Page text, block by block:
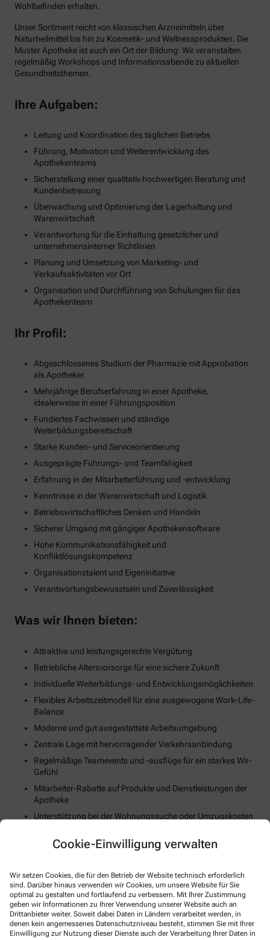
Cookie-Einwilligung verwalten
Wir setzen Cookies, die für den Betrieb der Website technisch erforderlich
sind. Darüber hinaus verwenden wir Cookies, um unsere Website für Sie
optimal zu gestalten und fortlaufend zu verbessern. Mit Ihrer Zustimmung
geben wir Informationen zu Ihrer Verwendung unserer Website auch an
Drittanbieter weiter. Soweit dabei Daten in Ländern verarbeitet werden, in
denen kein angemessenes Datenschutzniveau besteht, stimmen Sie mit Ihrer
Einwilligung zur Nutzung dieser Dienste auch der Verarbeitung Ihrer Daten in
Wohlbefinden erhalten.
Unser Sortiment reicht von klassischen Arzneimitteln über
Naturheilmittel bis hin zu Kosmetik- und Wellnessprodukten. Die
Muster Apotheke ist auch ein Ort der Bildung: Wir veranstalten
regelmäßig Workshops und Informationsabende zu aktuellen
Gesundheitsthemen.
Ihre Aufgaben:
Leitung und Koordination des täglichen Betriebs
Führung, Motivation und Weiterentwicklung des
Apothekenteams
Sicherstellung einer qualitativ hochwertigen Beratung und
Kundenbetreuung
Überwachung und Optimierung der Lagerhaltung und
Warenwirtschaft
Verantwortung für die Einhaltung gesetzlicher und
unternehmensinterner Richtlinien
Planung und Umsetzung von Marketing- und
Verkaufsaktivitäten vor Ort
Organisation und Durchführung von Schulungen für das
Apothekenteam
Ihr Profil:
Abgeschlossenes Studium der Pharmazie mit Approbation
als Apotheker
Mehrjährige Berufserfahrung in einer Apotheke,
idealerweise in einer Führungsposition
Fundiertes Fachwissen und ständige
Weiterbildungsbereitschaft
Starke Kunden- und Serviceorientierung
Ausgeprägte Führungs- und Teamfähigkeit
Erfahrung in der Mitarbeiterführung und -entwicklung
Kenntnisse in der Warenwirtschaft und Logistik
Betriebswirtschaftliches Denken und Handeln
Sicherer Umgang mit gängiger Apothekensoftware
Hohe Kommunikationsfähigkeit und
Konfliktlösungskompetenz
Organisationstalent und Eigeninitiative
Verantwortungsbewusstsein und Zuverlässigkeit
Was wir Ihnen bieten:
Attraktive und leistungsgerechte Vergütung
Betriebliche Altersvorsorge für eine sichere Zukunft
Individuelle Weiterbildungs- und Entwicklungsmöglichkeiten
Flexibles Arbeitszeitmodell für eine ausgewogene Work-Life-
Balance
Moderne und gut ausgestattete Arbeitsumgebung
Zentrale Lage mit hervorragender Verkehrsanbindung
Regelmäßige Teamevents und -ausflüge für ein starkes Wir-
Gefühl
Mitarbeiter-Rabatte auf Produkte und Dienstleistungen der
Apotheke
Unterstützung bei der Wohnungssuche oder Umzugskosten
Fortschrittliche Digitalisierungs- und Technologiestrategie
körperlichen Wohlbefindens
So können Sie sich bewerben
E-Mail